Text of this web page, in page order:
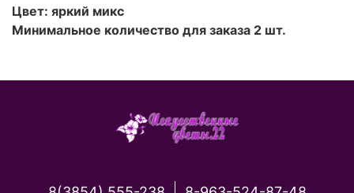
Цвет: яркий микс
Минимальное количество для заказа 2 шт.